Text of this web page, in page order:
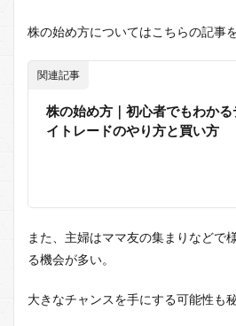
株の始め方についてはこちらの記事
関連記事
株の始め方｜初心者でもわかる
イトレードのやり方と買い方
また、主婦はママ友の集まりなどで
る機会が多い。
大きなチャンスを手にする可能性も